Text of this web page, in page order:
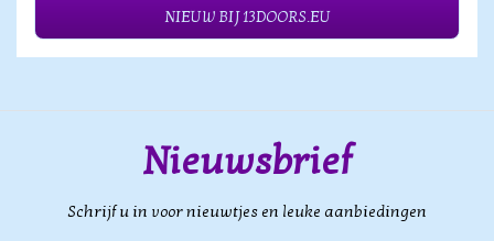
NIEUW BIJ 13DOORS.EU
Nieuwsbrief
Schrijf u in voor nieuwtjes en leuke aanbiedingen